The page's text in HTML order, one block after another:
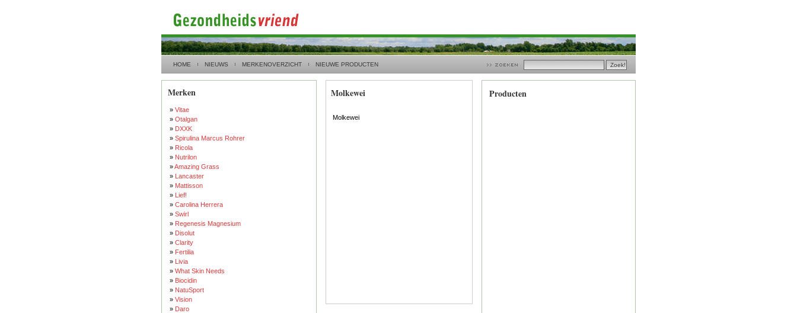
HOME NIEUWS MERKENOVERZICHT NIEUWE PRODUCTEN
Merken
» Vitae
» Otalgan
» DXXK
» Spirulina Marcus Rohrer
» Ricola
» Nutrilon
»Amazing Grass
» Lancaster
» Mattisson
» Lief!
» Carolina Herrera
» Swirl
» Regenesis Magnesium
» Disolut
» Clarity
» Fertilia
» Livia
» What Skin Needs
» Biocidin
» NatuSport
» Vision
» Daro
Molkewei
Molkewei
Producten